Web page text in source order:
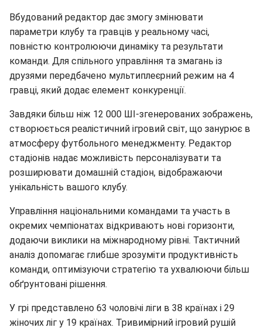
Вбудований редактор дає змогу змінювати
параметри клубу та гравців у реальному часі,
повністю контролюючи динаміку та результати
команди. Для спільного управління та змагань із
друзями передбачено мультиплеєрний режим на 4
гравці, який додає елемент конкуренції.
Завдяки більш ніж 12 000 ШІ-згенерованих зображень,
створюється реалістичний ігровий світ, що занурює в
атмосферу футбольного менеджменту. Редактор
стадіонів надає можливість персоналізувати та
розширювати домашній стадіон, відображаючи
унікальність вашого клубу.
Управління національними командами та участь в
окремих чемпіонатах відкривають нові горизонти,
додаючи виклики на міжнародному рівні. Тактичний
аналіз допомагає глибше зрозуміти продуктивність
команди, оптимізуючи стратегію та ухвалюючи більш
обґрунтовані рішення.
У грі представлено 63 чоловічі ліги в 38 країнах і 29
жіночих ліг у 19 країнах. Тривимірний ігровий рушій